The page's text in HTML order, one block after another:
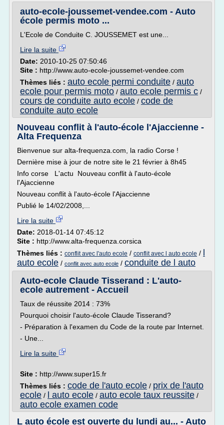
auto-ecole-joussemet-vendee.com - Auto
école permis moto ...
L'Ecole de Conduite C. JOUSSEMET est une...
Lire la suite
Date: 2010-10-25 07:50:46
Site : http://www.auto-ecole-joussemet-vendee.com
Thèmes liés : auto ecole permi conduite / auto
ecole pour permis moto / auto ecole permis c /
cours de conduite auto ecole / code de
conduite auto ecole
Nouveau conflit à l'auto-école l'Ajaccienne -
Alta Frequenza
Bienvenue sur alta-frequenza.com, la radio Corse !
Dernière mise à jour de notre site le 21 février à 8h45
Info corse L'actu Nouveau conflit à l'auto-école
l'Ajaccienne
Nouveau conflit à l'auto-école l'Ajaccienne
Publié le 14/02/2008,...
Lire la suite
Date: 2018-01-14 07:45:12
Site : http://www.alta-frequenza.corsica
Thèmes liés : conflit avec l'auto ecole / conflit avec l auto ecole /
auto ecole / conflit avec auto ecole / conduite de l auto
Auto-ecole Claude Tisserand : L'auto-
ecole autrement - Accueil
Taux de réussite 2014 : 73%
Pourquoi choisir l'auto-école Claude Tisserand?
- Préparation à l'examen du Code de la route par Internet.
- Une...
Lire la suite
Site : http://www.super15.fr
Thèmes liés : code de l'auto ecole / prix de l'auto
ecole / l auto ecole / auto ecole taux reussite /
auto ecole examen code
L auto école est ouverte du lundi au... - Auto